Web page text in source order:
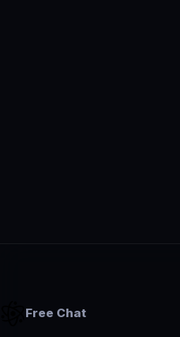
Free Chat